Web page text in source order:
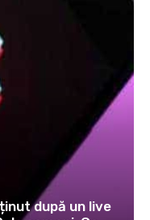
după un live